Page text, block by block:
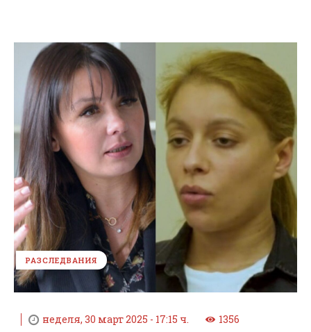
РАЗСЛЕДВАНИЯ
неделя, 30 март 2025 - 17:15 ч. 1356